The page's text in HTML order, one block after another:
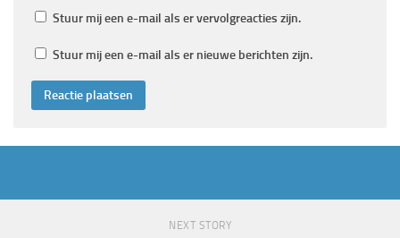
Stuur mij een e-mail als er vervolgreacties zijn.
Stuur mij een e-mail als er nieuwe berichten zijn.
NEXT STORY